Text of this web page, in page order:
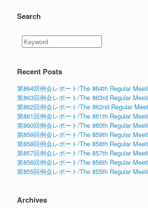
Search
Recent Posts
第864回例会レポート/The 864th Regular
第863回例会レポート/The 863rd Regular
第862回例会レポート/The 862nd Regular
第861回例会レポート/The 861th Regular
第860回例会レポート/The 860th Regular
第859回例会レポート/The 859th Regular
第858回例会レポート/The 858th Regular
第857回例会レポート/The 857th Regular
第856回例会レポート/The 856th Regular
第855回例会レポート/The 855th Regular
Archives